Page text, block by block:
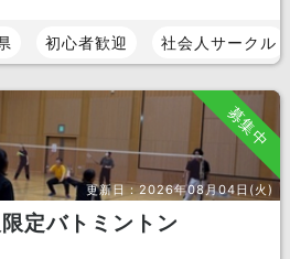
初心者歓迎 社会人サークル
募集中
更新日：2026年08月04日(火)
定バトミントン